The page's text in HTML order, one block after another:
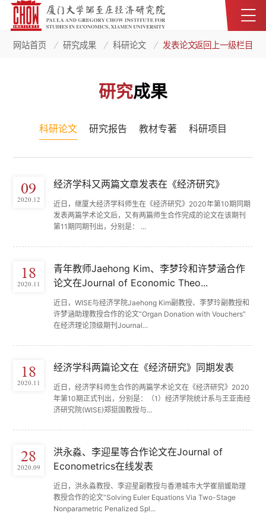
网站首页 研究成果 科研论文 发表论文返回上一级栏目
研究成果
科研论文 研究报告 教材专著 科研项目
09
2020.12
经济学科又两篇文章发表在《经济研究》
近日，继厦大经济学科师生在《经济研究》2020年第10期同期
发表两篇学术论文后，又有两篇师生合作完成的论文在该期刊
第11期同期刊出，分别是： ...
18
2020.11
青年教师Jaehong Kim、李梦玲和许梦涵合作
论文在Journal of Economic Theo...
近日，WISE与经济学院Jaehong Kim副教授、李梦玲副教授和
许梦涵助理教授合作的论文“Organ Donation with Vouchers”
在经济理论顶级期刊Journal...
18
2020.11
经济学科两篇论文在《经济研究》同期发表
近日，经济学科师生合作的两篇学术论文在《经济研究》2020
年第10期正式刊出，分别是：（1）经济学院统计系与王亚南经
济研究院(WISE)郑挺国教授与...
28
2020.09
洪永淼、李迎星等合作论文在Journal of
Econometrics在线发表
近日，洪永淼教授、李迎星副教授与香港城市大学崔丽媛助理
教授合作的论文“Solving Euler Equations Via Two-Stage
Nonparametric Penalized Spl...